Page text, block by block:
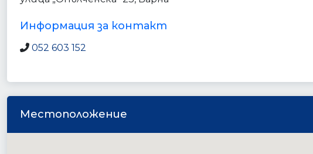
Информация за контакт
052 603 152
Местоположение